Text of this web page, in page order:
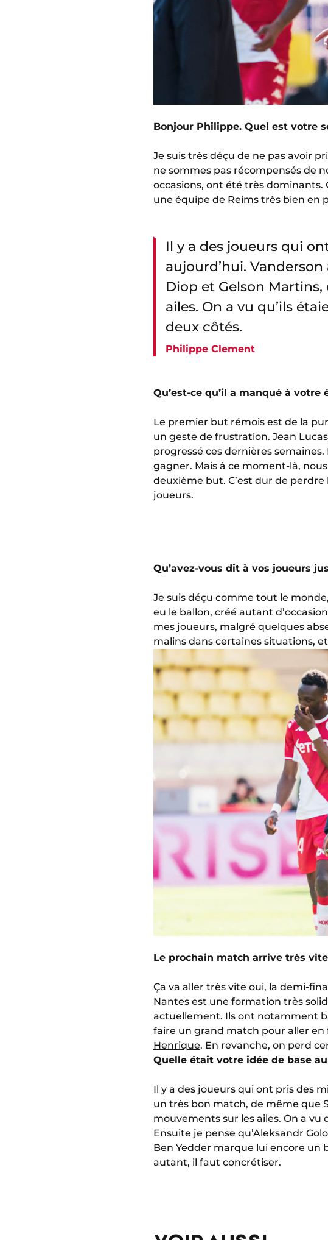
Bonjour Philippe. Quel est votre
Je suis très déçu de ne pas avoir
ne sommes pas récompensés de
occasions, ont été très dominants.
une équipe de Reims très bien en
Il y a des joueurs qui
aujourd’hui.
Diop et Gelson
ailes. On a vu qu’ils
deux côtés.
Philippe Clement
Qu’est-ce qu’il a manqué à votre
Le premier but rémois est de la
un geste de frustration. Jean Lucas
progressé ces dernières
gagner. Mais à ce moment-là,
deuxième but. C’est dur de
joueurs.
Qu’avez-vous dit à vos joueurs
Je suis déçu comme tout le
eu le ballon, créé autant
mes joueurs, malgré quelques
malins dans certaines situations,
Le prochain match arrive très
Ça va aller très vite oui, la demi-
Nantes est une formation très
actuellement. Ils ont notamment
faire un grand match pour aller
Henrique. En revanche, on perd
Quelle était votre idée de base
Il y a des joueurs qui ont pris des
un très bon match, de même que
mouvements sur les ailes. On a vu
Ensuite je pense qu’Aleksandr
Ben Yedder marque lui encore
autant, il faut concrétiser.